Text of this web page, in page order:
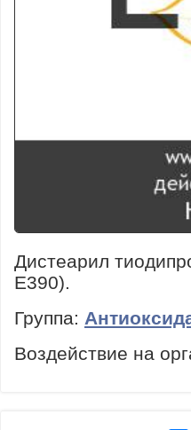
Дистеарил
E390).
Группа:
Воздействие на